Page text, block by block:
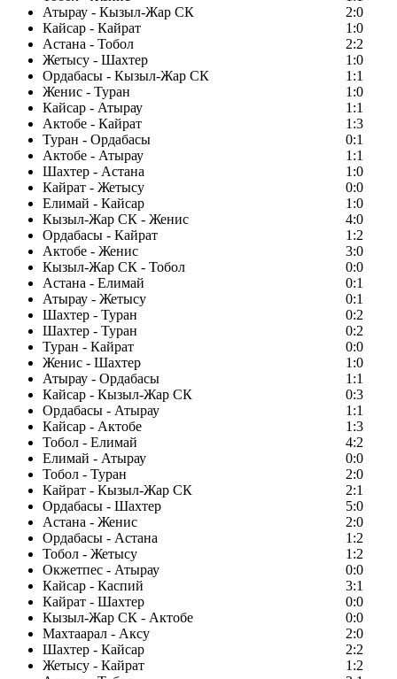
Атырау - Кызыл-Жар СК
2:0
Кайсар - Кайрат
1:0
Астана - Тобол
2:2
Жетысу - Шахтер
1:0
Ордабасы - Кызыл-Жар СК
1:1
Женис - Туран
1:0
Кайсар - Атырау
1:1
Актобе - Кайрат
1:3
Туран - Ордабасы
0:1
Актобе - Атырау
1:1
Шахтер - Астана
1:0
Кайрат - Жетысу
0:0
Елимай - Кайсар
1:0
Кызыл-Жар СК - Женис
4:0
Ордабасы - Кайрат
1:2
Актобе - Женис
3:0
Кызыл-Жар СК - Тобол
0:0
Астана - Елимай
0:1
Атырау - Жетысу
0:1
Шахтер - Туран
0:2
Шахтер - Туран
0:2
Туран - Кайрат
0:0
Женис - Шахтер
1:0
Атырау - Ордабасы
1:1
Кайсар - Кызыл-Жар СК
0:3
Ордабасы - Атырау
1:1
Кайсар - Актобе
1:3
Тобол - Елимай
4:2
Елимай - Атырау
0:0
Тобол - Туран
2:0
Кайрат - Кызыл-Жар СК
2:1
Ордабасы - Шахтер
5:0
Астана - Женис
2:0
Ордабасы - Астана
1:2
Тобол - Жетысу
1:2
Окжетпес - Атырау
0:0
Кайсар - Каспий
3:1
Кайрат - Шахтер
0:0
Кызыл-Жар СК - Актобе
0:0
Махтаарал - Аксу
2:0
Шахтер - Кайсар
2:2
Жетысу - Кайрат
1:2